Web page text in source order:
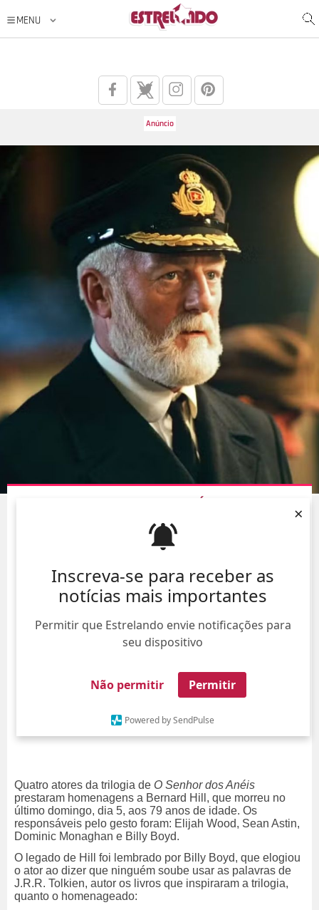
Inscreva-se para receber as
notícias mais importantes
Permitir que Estrelando envie notificações para
seu dispositivo
Não permitir Permitir
Powered by SendPulse
×
O SENHOR DOS ANÉIS
BERNARD HILL APÓS A MORTE DO ATOR
05/Ago/
Quatro atores da trilogia de O Senhor dos Anéis
prestaram homenagens a Bernard Hill, que morreu no
último domingo, dia 5, aos 79 anos de idade. Os
responsáveis pelo gesto foram: Elijah Wood, Sean Astin,
Dominic Monaghan e Billy Boyd.
O legado de Hill foi lembrado por Billy Boyd, que elogiou
o ator ao dizer que ninguém soube usar as palavras de
J.R.R. Tolkien, autor os livros que inspiraram a trilogia,
quanto o homenageado: